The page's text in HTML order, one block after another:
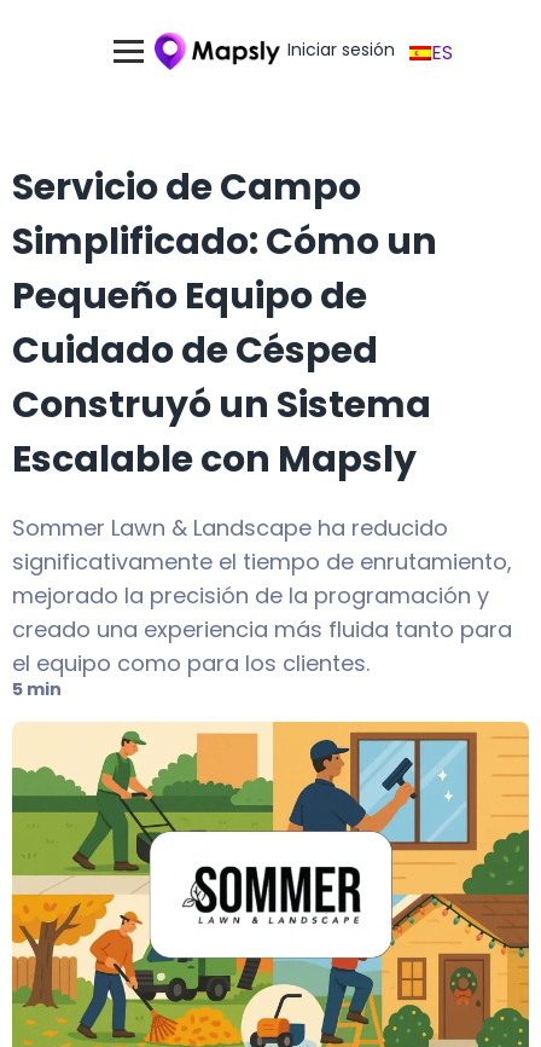
Iniciar sesión ES
Servicio de Campo
Simplificado: Cómo un
Pequeño Equipo de
Cuidado de Césped
Construyó un Sistema
Escalable con Mapsly
Sommer Lawn & Landscape ha reducido
significativamente el tiempo de enrutamiento,
mejorado la precisión de la programación y
creado una experiencia más fluida tanto para
el equipo como para los clientes.
5 min